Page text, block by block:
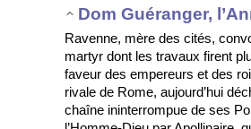
Dom Guéranger,
Ravenne, mère des cités,
martyr dont les travaux firent
faveur des empereurs et des
rivale de Rome, aujourd’hui
chaîne ininterrompue de ses